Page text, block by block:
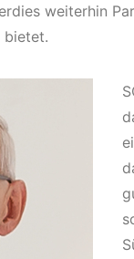
weiterhin
bietet.